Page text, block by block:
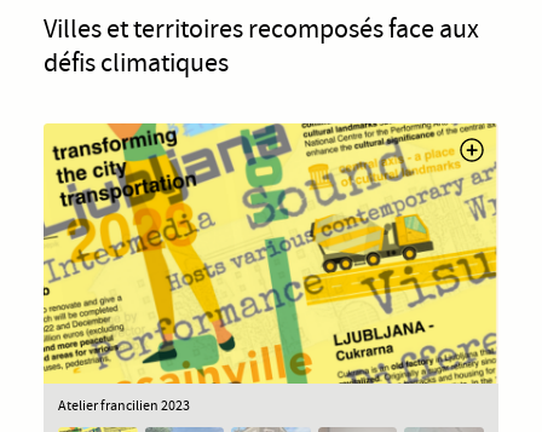
Villes et territoires recomposés face aux
défis climatiques
Atelier francilien 2023